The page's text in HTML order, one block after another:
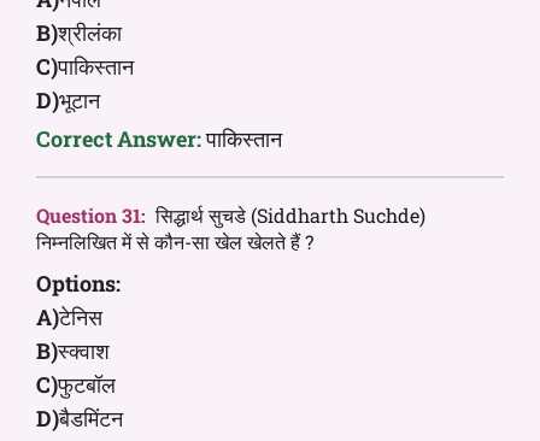
B)श्रीलंका
C)पाकिस्तान
D)भूटान
Correct Answer:पाकिस्तान
Question 31: सिद्धार्थ सुचडे (Siddharth Suchde)
निम्नलिखित में से कौन-सा खेल खेलते हैं ?
Options:
A)टेनिस
B)स्क्वाश
C)फुटबॉल
D)बैडमिंटन